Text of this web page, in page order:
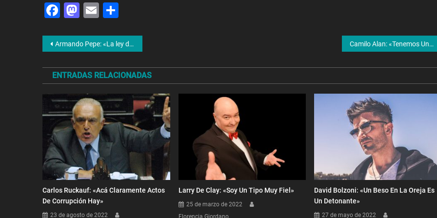
Facebook
Mastodon
Email
Navegación
de
entradas
Armando Pepe: «La ley de Alquileres es nefasta» Camilo Alan: «Tenemos Un Gran Problema Con Los Aumentos»
ENTRADAS RELACIONADAS
Carlos Ruckauf: «Acá Claramente Actos
De Corrupción Hay»
23 de agosto de 2022
Larry De Clay: «Soy Un Tipo Muy Fiel»
25 de marzo de 2022
Florencia Giordano
David Bolzoni: «Un Beso En La Oreja Es
Un Detonante»
27 de mayo de 2022